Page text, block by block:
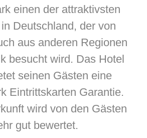
einen der attraktivsten
Deutschland, der von
aus anderen Regionen
besucht wird. Das Hotel
seinen Gästen eine
Eintrittskarten Garantie.
wird von den Gästen
gut bewertet.